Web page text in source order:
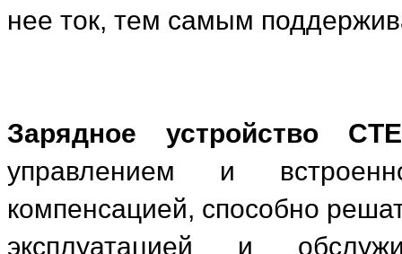
нее ток, тем самым
Зарядное устройство
управлением и
компенсацией, способно
эксплуатацией и